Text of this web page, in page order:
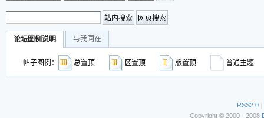
论坛图例说明 与我同在
帖子图例： 总置顶 区置顶 版置顶 普通主
RSS2.0 |
Copyright © 2000 - 2008